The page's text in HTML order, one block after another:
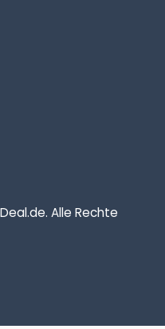
Alle Rechte